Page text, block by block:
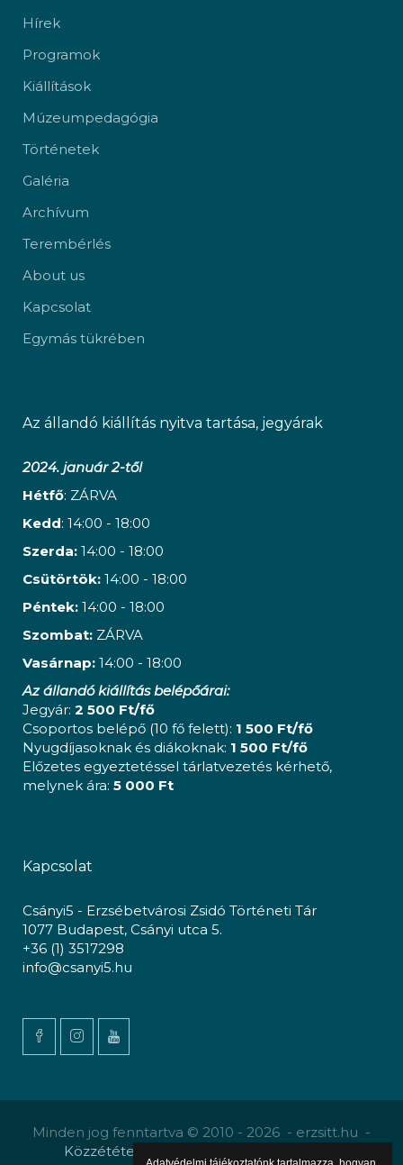
Hírek
Programok
Kiállítások
Múzeumpedagógia
Történetek
Galéria
Archívum
Terembérlés
About us
Kapcsolat
Egymás tükrében
Az állandó kiállítás nyitva tartása, jegyárak
2024. január 2-től
Hétfő: ZÁRVA
Kedd: 14:00 - 18:00
Szerda: 14:00 - 18:00
Csütörtök: 14:00 - 18:00
Péntek: 14:00 - 18:00
Szombat: ZÁRVA
Vasárnap: 14:00 - 18:00
Az állandó kiállítás belépőárai:
Jegyár: 2 500 Ft/fő
Csoportos belépő (10 fő felett): 1 500 Ft/fő
Nyugdíjasoknak és diákoknak: 1 500 Ft/fő
Előzetes egyeztetéssel tárlatvezetés kérhető,
melynek ára: 5 000 Ft
Kapcsolat
Csányi5 - Erzsébetvárosi Zsidó Történeti Tár
1077 Budapest, Csányi utca 5.
+36 (1) 3517298
info@csanyi5.hu
Minden jog fenntartva © 2010 - 2026 - erzsitt.hu -
Közzététel